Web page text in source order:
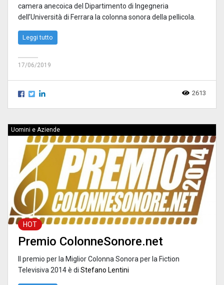
camera anecoica del Dipartimento di Ingegneria
dell’Università di Ferrara la colonna sonora della pellicola.
Leggi tutto
17/06/2019
2613
Uomini e Aziende
HOT
Premio ColonneSonore.net
Il premio per la Miglior Colonna Sonora per la Fiction
Televisiva 2014 è di Stefano Lentini